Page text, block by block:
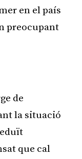
en el país
preocupant
de
la situació
que cal